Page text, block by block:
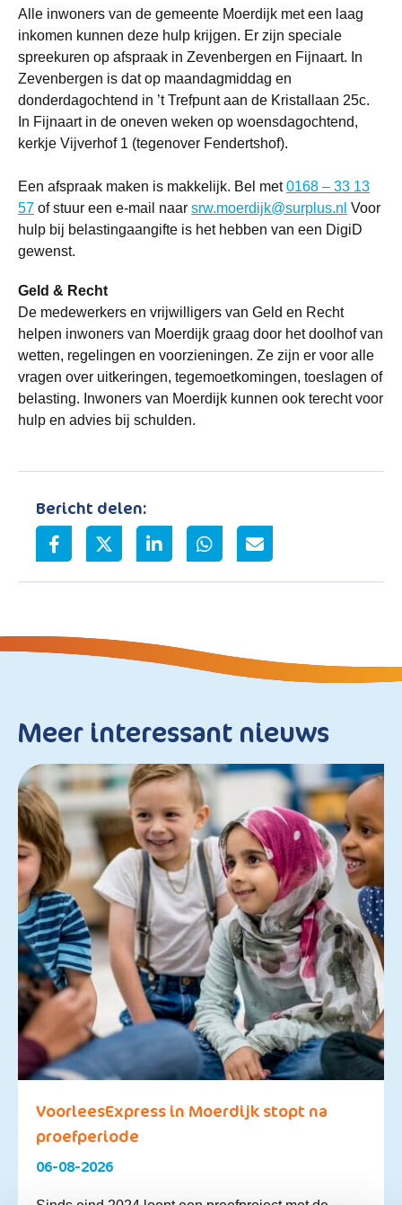
Alle inwoners van de gemeente Moerdijk met een laag
inkomen kunnen deze hulp krijgen. Er zijn speciale
spreekuren op afspraak in Zevenbergen en Fijnaart. In
Zevenbergen is dat op maandagmiddag en
donderdagochtend in ’t Trefpunt aan de Kristallaan 25c.
In Fijnaart in de oneven weken op woensdagochtend,
kerkje Vijverhof 1 (tegenover Fendertshof).
Een afspraak maken is makkelijk. Bel met0168 – 33 13
57 of stuur een e-mail naar srw.moerdijk@surplus.nl Voor
hulp bij belastingaangifte is het hebben van een DigiD
gewenst.
Geld & Recht
De medewerkers en vrijwilligers van Geld en Recht
helpen inwoners van Moerdijk graag door het doolhof van
wetten, regelingen en voorzieningen. Ze zijn er voor alle
vragen over uitkeringen, tegemoetkomingen, toeslagen of
belasting. Inwoners van Moerdijk kunnen ook terecht voor
hulp en advies bij schulden.
Bericht delen:
Meer interessant nieuws
VoorleesExpress in Moerdijk stopt na
proefperiode
06-08-2026